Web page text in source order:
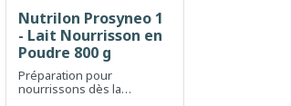
Aperçu rapide
Nutrilon Prosyneo 1
- Lait Nourrisson en
Poudre 800 g
Préparation pour
nourrissons dès la